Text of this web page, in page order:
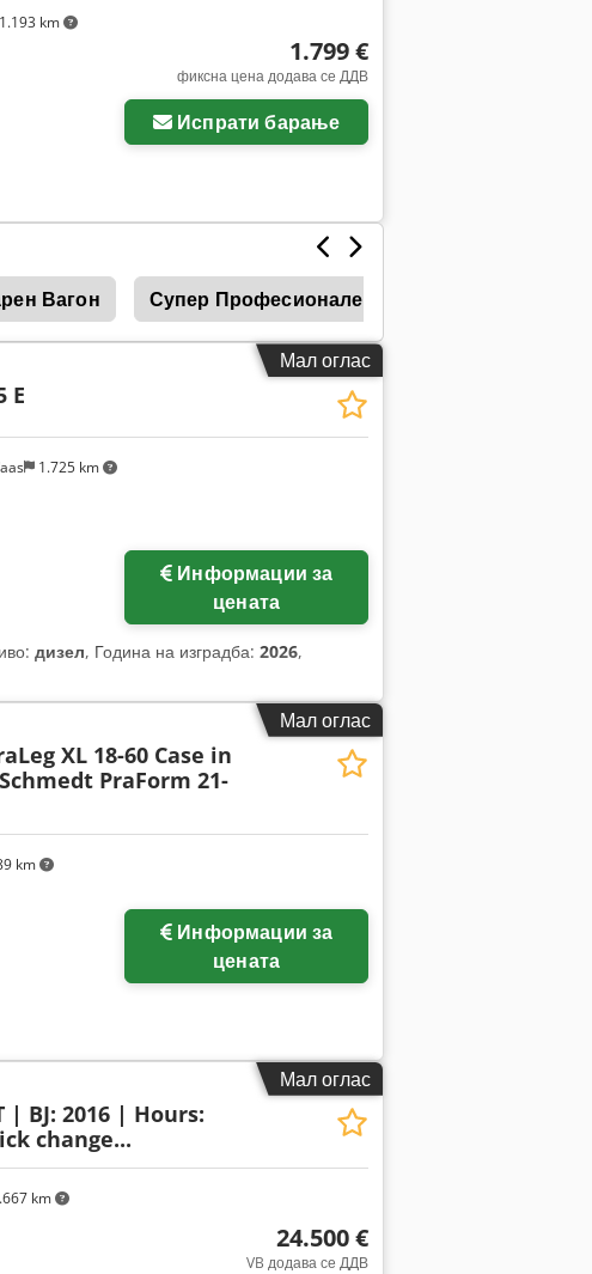
km
1.799 €
фиксна цена додава се ДДВ
Испрати барање
Вагон Супер Професионален Товарен
Мал оглас
1.725 km
E
цената
дизел, Година на изградба: 2026,
Мал оглас
km
XL 18-60 Case in
PraForm 21-
цената
Мал оглас
km
| BJ: 2016 | Hours:
change...
24.500 €
VB додава се ДДВ